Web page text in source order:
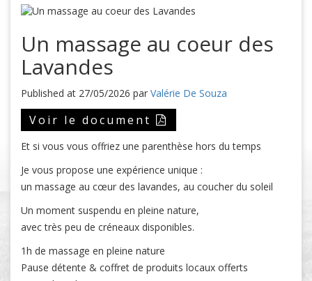
Un massage au coeur des
Lavandes
Published at 27/05/2026 par Valérie De Souza
Voir le document
Et si vous vous offriez une parenthèse hors du temps
Je vous propose une expérience unique :
un massage au cœur des lavandes, au coucher du soleil
Un moment suspendu en pleine nature,
avec très peu de créneaux disponibles.
1h de massage en pleine nature
Pause détente & coffret de produits locaux offerts